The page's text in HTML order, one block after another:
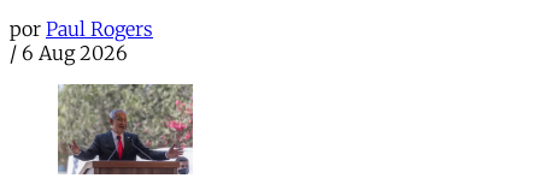
por Paul Rogers
/ 6 Aug 2026